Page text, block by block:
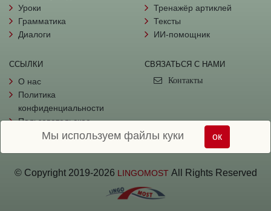
Уроки
Грамматика
Диалоги
Тренажёр артиклей
Тексты
ИИ-помощник
ССЫЛКИ
О нас
Политика
конфиденциальности
Пользовательское
соглашение
СВЯЗАТЬСЯ С НАМИ
Контакты
© Copyright 2019-2026 LINGOMOST All Rights Reserved
Мы используем файлы куки ок